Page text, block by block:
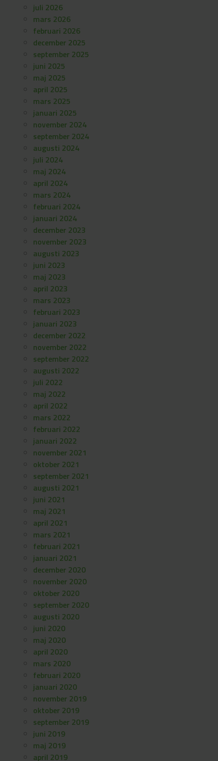
juli 2026
mars 2026
februari 2026
december 2025
september 2025
juni 2025
maj 2025
april 2025
mars 2025
januari 2025
november 2024
september 2024
augusti 2024
juli 2024
maj 2024
april 2024
mars 2024
februari 2024
januari 2024
december 2023
november 2023
augusti 2023
juni 2023
maj 2023
april 2023
mars 2023
februari 2023
januari 2023
december 2022
november 2022
september 2022
augusti 2022
juli 2022
maj 2022
april 2022
mars 2022
februari 2022
januari 2022
november 2021
oktober 2021
september 2021
augusti 2021
juni 2021
maj 2021
april 2021
mars 2021
februari 2021
januari 2021
december 2020
november 2020
oktober 2020
september 2020
augusti 2020
juni 2020
maj 2020
april 2020
mars 2020
februari 2020
januari 2020
november 2019
oktober 2019
september 2019
juni 2019
maj 2019
april 2019